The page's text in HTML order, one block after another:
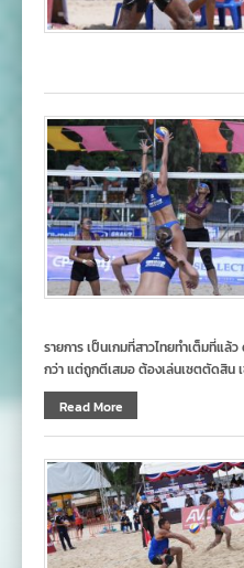
รายการ เป็นเกมที่สาวไทยทำเต็มที่แ
กว่า แต่ถูกตีเสมอ ต้องเล่นเซตตัดสิน
Read More